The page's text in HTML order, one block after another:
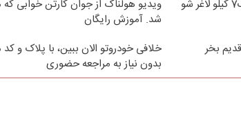
ویدیو هولناک از جوان کارتن خوابی که
شد. آموزش رایگان
بخر
خلافی خودروتو الان ببین، با پلاک و کد
بدون نیاز به مراجعه حضوری